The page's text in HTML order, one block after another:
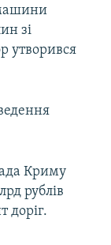
зі
утворився
Криму
рублів
доріг.